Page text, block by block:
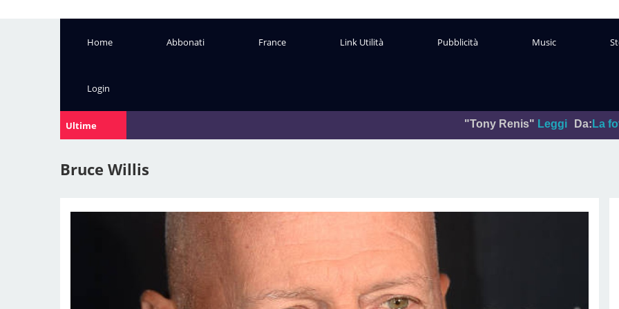
Home Abbonati France Link Utilità Pubblicità Music
Login
Ultime
Leggi Da:La foto del giorno
Bruce Willis